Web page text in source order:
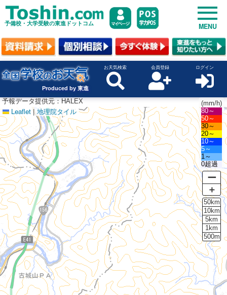
予備校・大学受験の東進ドットコム MENU
Produced by 東進
お天気検索 会員登録 ログイン
Leaflet | 地理院タイル
(mm/h)
80～
50～
30～
20～
10～
5～
1～
0超過
ー
＋
50km
10km
5km
1km
500m
予報データ提供元：HALEX